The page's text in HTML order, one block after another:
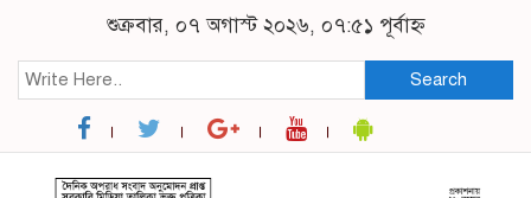
শুক্রবার, ০৭ অগাস্ট ২০২৬, ০৭:৫১ পূর্বাহ্ন
Search